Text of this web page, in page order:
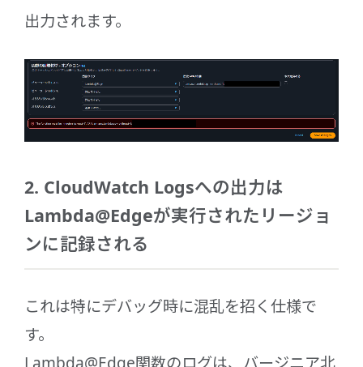
出力されます。
2. CloudWatch Logsへの出力は
Lambda@Edgeが実行されたリージョ
ンに記録される
これは特にデバッグ時に混乱を招く仕様で
す。